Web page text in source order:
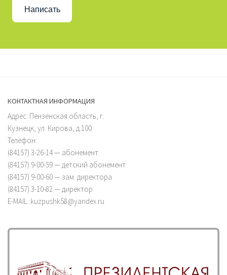
Написать
КОНТАКТНАЯ ИНФОРМАЦИЯ
Адрес: Пензенская область, г.
Кузнецк, ул. Кирова, д.100
Телефон:
(84157) 3-26-14 — абонемент
(84157) 9-00-59 — детский абонемент
(84157) 9-00-60 — зам. директора
(84157) 3-10-82 — директор
E-MAIL: kuzpushk58@yandex.ru